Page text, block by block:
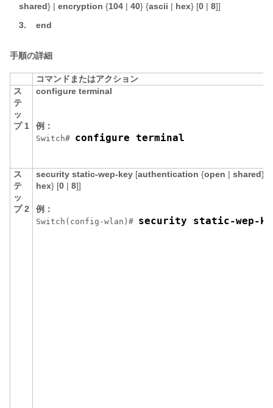
shared} | encryption {104 | 40} {ascii | hex} [0 | 8]]
3.
end
手順の詳細
コマンドまたはアクション
ス
テ
ッ
プ 1
configure terminal
例：
Switch# configure terminal
ス
テ
ッ
プ 2
security static-wep-key [authentication {open | shared} |
hex} [0 | 8]]
例：
Switch (config-wlan)# security static-wep-